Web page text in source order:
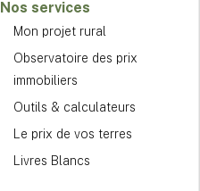
Nos services
Mon projet rural
Observatoire des prix
immobiliers
Outils & calculateurs
Le prix de vos terres
Livres Blancs